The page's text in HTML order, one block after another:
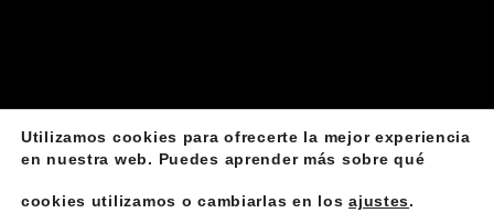
Aviso Legal Declaración de accesibilidad
Instalación de líneas de vida
Utilizamos cookies para ofrecerte la mejor experiencia
en nuestra web. Puedes aprender más sobre qué
cookies utilizamos o cambiarlas en losajustes.